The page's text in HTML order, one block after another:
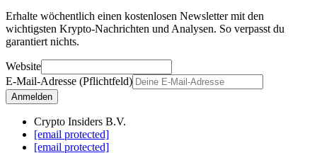
Erhalte wöchentlich einen kostenlosen Newsletter mit den
wichtigsten Krypto-Nachrichten und Analysen. So verpasst du
garantiert nichts.
Website
E-Mail-Adresse (Pflichtfeld)
Anmelden
Crypto Insiders B.V.
[email protected]
[email protected]